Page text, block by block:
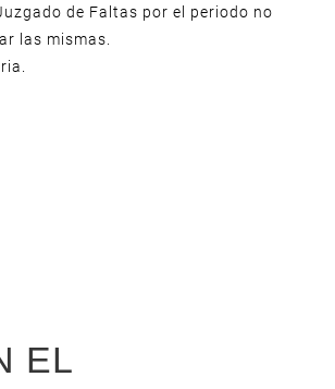
de Faltas por el periodo no
las mismas.
EL